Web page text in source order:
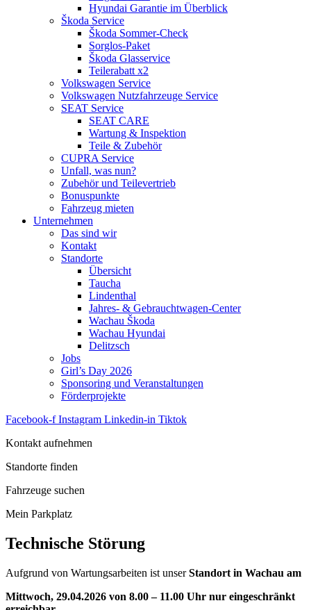
Hyundai Garantie im Überblick
Škoda Service
Škoda Sommer-Check
Sorglos-Paket
Škoda Glasservice
Teilerabatt x2
Volkswagen Service
Volkswagen Nutzfahrzeuge Service
SEAT Service
SEAT CARE
Wartung & Inspektion
Teile & Zubehör
CUPRA Service
Unfall, was nun?
Zubehör und Teilevertrieb
Bonuspunkte
Fahrzeug mieten
Unternehmen
Das sind wir
Kontakt
Standorte
Übersicht
Taucha
Lindenthal
Jahres- & Gebrauchtwagen-Center
Wachau Škoda
Wachau Hyundai
Delitzsch
Jobs
Girl’s Day 2026
Sponsoring und Veranstaltungen
Förderprojekte
Facebook-f Instagram Linkedin-in Tiktok
Kontakt aufnehmen
Standorte finden
Fahrzeuge suchen
Mein Parkplatz
Technische Störung
Aufgrund von Wartungsarbeiten ist unserStandort in Wachau am
Mittwoch, 29.04.2026 von 8.00 – 11.00 Uhr nur eingeschränkt